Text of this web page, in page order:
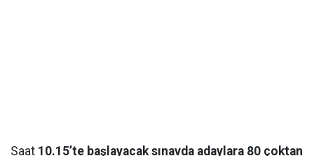
Saat 10.15’te başlayacak sınavda adaylara 80 çoktan